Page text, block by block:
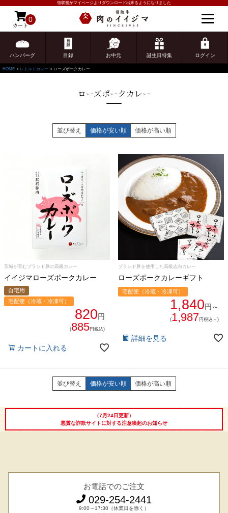
領収書がマイページよりダウンロード出来るようになりました
カート
0
ハンバーグ 目録 お中元 誕生日特集 ログイン
ゲスト 様こんにちは
ログイン
ご注文ガイド
配送・送料
熨斗・カード
常陸牛とは？
よくある質問
食べ方からから探す
すき焼き
しゃぶしゃぶ
焼き肉
BBQ
ステーキ
ハンバーグ
シャルキュトリー
手造りタレ
HOME レトルトカレー ローズポークカレー
ローズポークカレー
並び替え 価格が安い順 価格が高い順
茨城が育むブランド豚の高級カレー
イイジマローズポークカレー
自宅用
宅配便（冷蔵・冷凍可）
820円
(885円税込)
カートに入れる
ブランド豚を使用した高級志向カレー
ローズポークカレーギフト
宅配便（冷蔵・冷凍可）
1,840円～
(1,987円税込～)
詳細を見る
並び替え 価格が安い順 価格が高い順
（7月24日更新）
悪質な詐欺サイトに対する注意喚起のお知らせ
お電話でのご注文
029-254-2441
9:00～17:30（休業日を除く）